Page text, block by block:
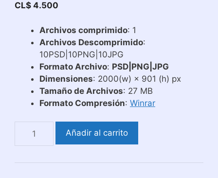
CL$ 4.500
Archivos comprimido: 1
Archivos Descomprimido:
10PSD|10PNG|10JPG
Formato Archivo: PSD|PNG|JPG
Dimensiones: 2000(w) × 901 (h) px
Tamaño de Archivos: 27 MB
Formato Compresión: Winrar
Tazas
del
Añadir al carrito